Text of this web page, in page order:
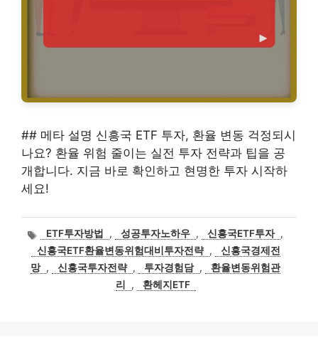
## 메타 설명 신흥국 ETF 투자, 환율 변동 걱정되시
나요? 환율 위험 줄이는 실전 투자 전략과 팁을 공
개합니다. 지금 바로 확인하고 현명한 투자 시작하
세요!
태
그
ETF투자방법 , 성공투자노하우 , 신흥국ETF투자 ,
신흥국ETF환율변동위험대비투자전략 ,
신흥국경제전
망 , 신흥국투자전략 , 투자경험담 ,
환율변동위험관
리
, 환헤지ETF